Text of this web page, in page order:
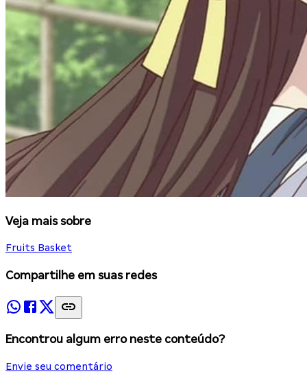
Veja mais sobre
Fruits Basket
Compartilhe em suas redes
Encontrou algum erro neste conteúdo?
Envie seu comentário